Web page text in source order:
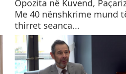
Opozita në Kuvend,
Me 40 nënshkrime mund
thirret seanca...